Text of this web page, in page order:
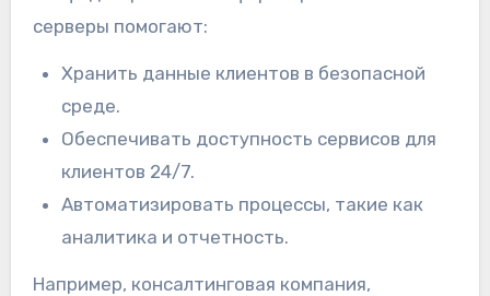
серверы помогают:
Хранить данные клиентов в безопасной
среде.
Обеспечивать доступность сервисов для
клиентов 24/7.
Автоматизировать процессы, такие как
аналитика и отчетность.
Например, консалтинговая компания,